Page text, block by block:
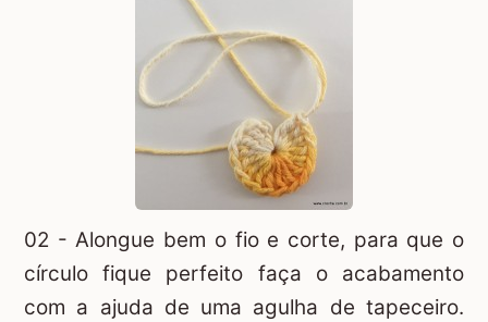
02 - Alongue bem o fio e corte, para que o
círculo fique perfeito faça o acabamento
com a ajuda de uma agulha de tapeceiro.